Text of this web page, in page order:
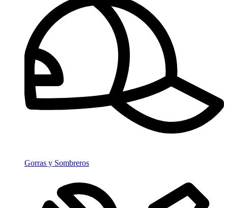
Gorras y Sombreros